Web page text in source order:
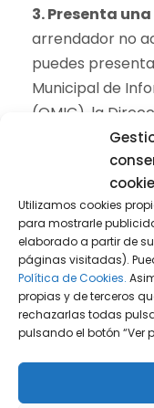
Utilizamos cookies
para mostrarle
elaborado a partir de
páginas visitadas).
Política de Cookies.
propias y de terceros
rechazarlas todas
pulsando el botón “Ver
3. Presenta
arrendador no
puedes
Municipal de
(OMIC), la
incluso llevar el
4. Recopila
contrato,
documento que
abusivo. Todo
denuncia o juicio.
5. Impugna la
tribunal puede
si nunca